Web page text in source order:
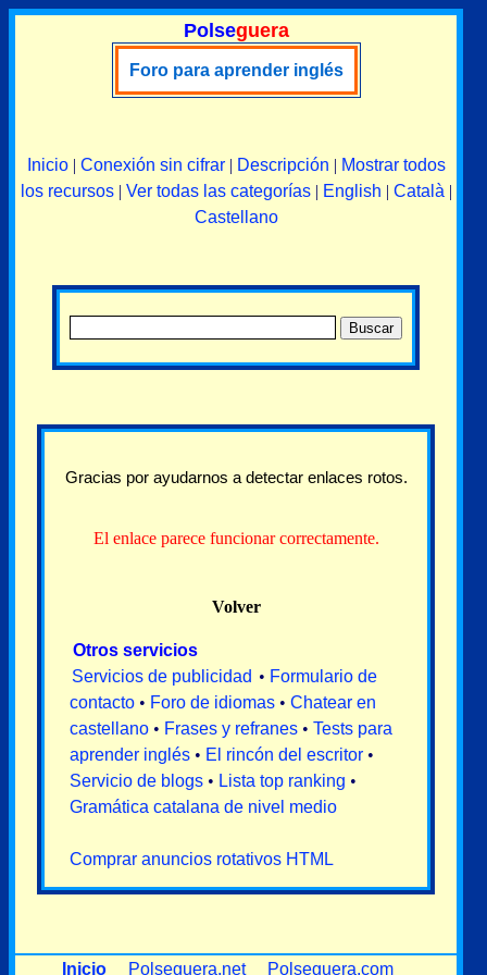
Polseguera
Foro para aprender inglés
Inicio| Conexión sin cifrar| Descripción | Mostrar todos
los recursos| Ver todas las categorías| English | Català |
Castellano
Gracias por ayudarnos a detectar enlaces rotos.
El enlace parece funcionar correctamente.
Volver
Otros servicios
Servicios de publicidad • Formulario de
contacto • Foro de idiomas • Chatear en
castellano • Frases y refranes • Tests para
aprender inglés • El rincón del escritor •
Servicio de blogs • Lista top ranking •
Gramática catalana de nivel medio
Comprar anuncios rotativos HTML
Inicio Polseguera.net Polseguera.com